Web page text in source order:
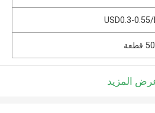
USD0.3-0.55/
المزيد